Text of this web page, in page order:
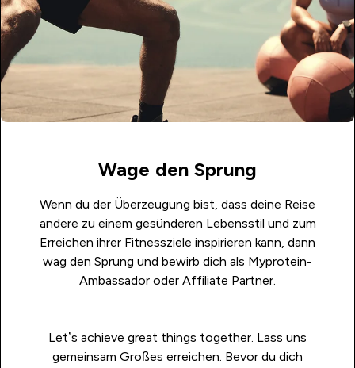
Wage den Sprung
Wenn du der Überzeugung bist, dass deine Reise
andere zu einem gesünderen Lebensstil und zum
Erreichen ihrer Fitnessziele inspirieren kann, dann
wag den Sprung und bewirb dich als Myprotein-
Ambassador oder Affiliate Partner.
Let’s achieve great things together. Lass uns
gemeinsam Großes erreichen. Bevor du dich